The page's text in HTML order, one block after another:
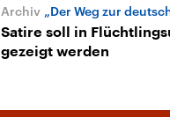
„Der Weg zur
Satire soll in
gezeigt werden